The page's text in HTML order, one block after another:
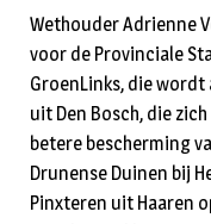
Wethouder Adrienne
voor de Provinciale
GroenLinks, die
uit Den Bosch, die
betere bescherming
Drunense Duinen bij
Pinxteren uit Haaren